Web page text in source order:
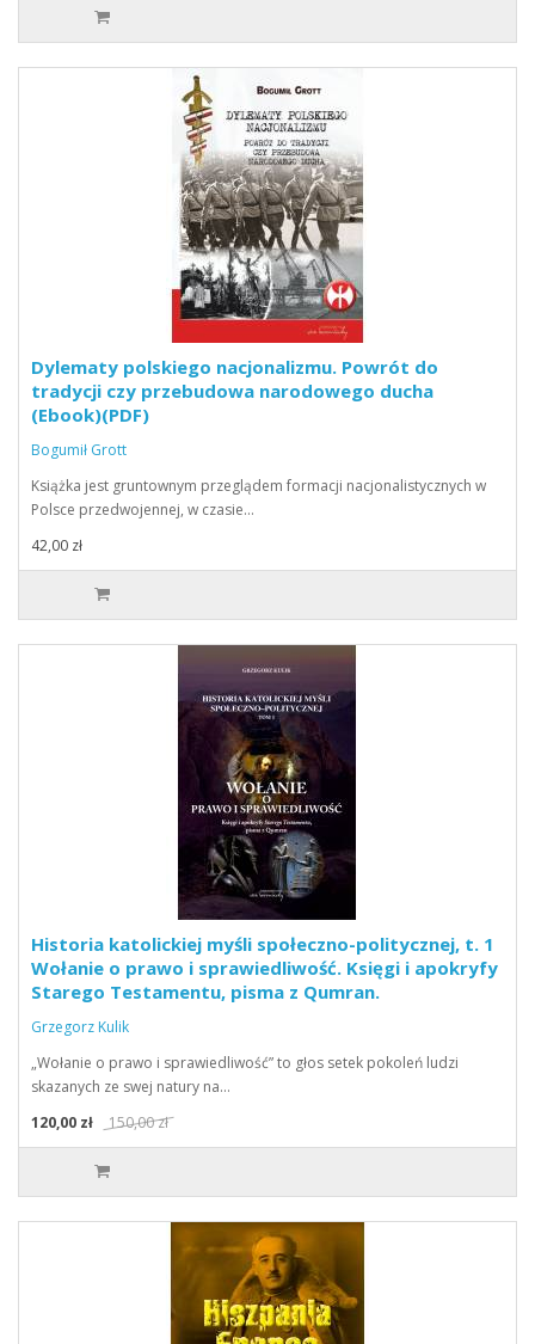
Dylematy polskiego nacjonalizmu. Powrót do
tradycji czy przebudowa narodowego ducha
(Ebook)(PDF)
Bogumił Grott
Książka jest gruntownym przeglądem formacji nacjonalistycznych w
Polsce przedwojennej, w czasie…
42,00 zł
Historia katolickiej myśli społeczno-politycznej, t. 1
Wołanie o prawo i sprawiedliwość. Księgi i apokryfy
Starego Testamentu, pisma z Qumran.
Grzegorz Kulik
„Wołanie o prawo i sprawiedliwość” to głos setek pokoleń ludzi
skazanych ze swej natury na…
120,00 zł
150,00 zł